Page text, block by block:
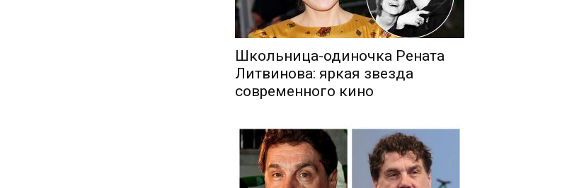
Школьница-одиночка Рената
Литвинова: яркая звезда
современного кино